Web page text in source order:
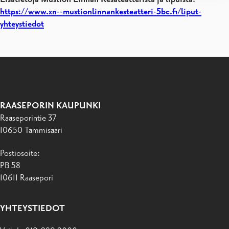
https://www.xn--mustionlinnankesteatteri-5bc.fi/liput-
yhteystiedot
RAASEPORIN KAUPUNKI
Raaseporintie 37
10650 Tammisaari
Postiosoite:
PB 58
10611 Raasepori
YHTEYSTIEDOT